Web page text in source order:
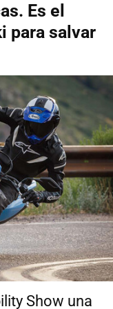
Es el
para salvar
Show una